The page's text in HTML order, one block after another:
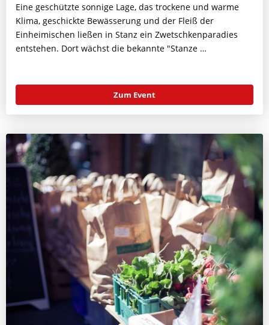
Eine geschützte sonnige Lage, das trockene und warme
Klima, geschickte Bewässerung und der Fleiß der
Einheimischen ließen in Stanz ein Zwetschkenparadies
entstehen. Dort wächst die bekannte "Stanze …
Zum Event